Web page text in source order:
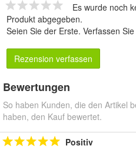
Es wurde noch
Produkt abgegeben.
Seien Sie der Erste. Verfassen
Rezension verfassen
Bewertungen
So haben Kunden, die den Artikel
haben, den Kauf bewertet.
Positiv